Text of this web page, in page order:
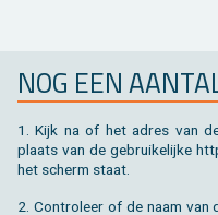
NOG EEN
1. Kijk na of het adres van
plaats van de ge­brui­ke­lij­ke
het scherm staat.
2. Con­tro­leer of de naam